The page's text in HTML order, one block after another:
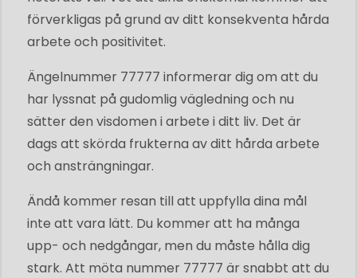
förverkligas på grund av ditt konsekventa hårda
arbete och positivitet.
Ängelnummer 77777 informerar dig om att du
har lyssnat på gudomlig vägledning och nu
sätter den visdomen i arbete i ditt liv. Det är
dags att skörda frukterna av ditt hårda arbete
och ansträngningar.
Ändå kommer resan till att uppfylla dina mål
inte att vara lätt. Du kommer att ha många
upp- och nedgångar, men du måste hålla dig
stark. Att möta nummer 77777 är snabbt att du